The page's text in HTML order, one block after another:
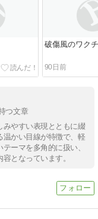
破傷風のワク
90日前
つ文章
みやすい表現とともに綴
温かい目線が特徴で、軽
ーマを多角的に扱い、
となっています。